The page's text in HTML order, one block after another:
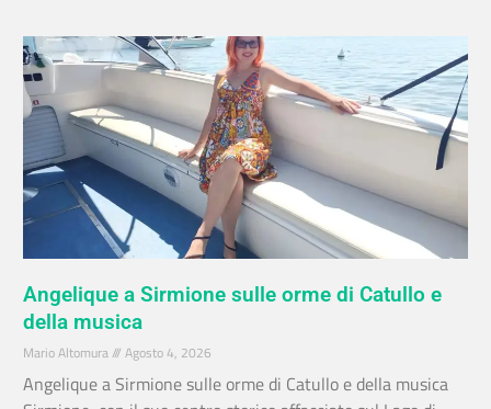
Angelique a Sirmione sulle orme di Catullo e
della musica
Mario Altomura Agosto 4, 2026
Angelique a Sirmione sulle orme di Catullo e della musica